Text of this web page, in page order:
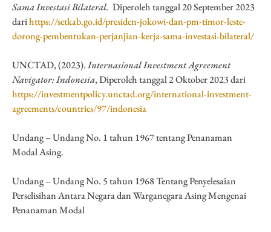
Sama Investasi Bilateral. Diperoleh tanggal 20 September 2023
darihttps://setkab.go.id/presiden-jokowi-dan-pm-timor-leste-
dorong-pembentukan-perjanjian-kerja-sama-investasi-bilateral/
UNCTAD, (2023).Internasional Investment Agreement
Navigator: Indonesia, Diperoleh tanggal 2 Oktober 2023 dari
https://investmentpolicy.unctad.org/international-investment-
agreements/countries/97/indonesia
Undang – Undang No. 1 tahun 1967 tentang Penanaman
Modal Asing.
Undang – Undang No. 5 tahun 1968 Tentang Penyelesaian
Perselisihan Antara Negara dan Warganegara Asing Mengenai
Penanaman Modal